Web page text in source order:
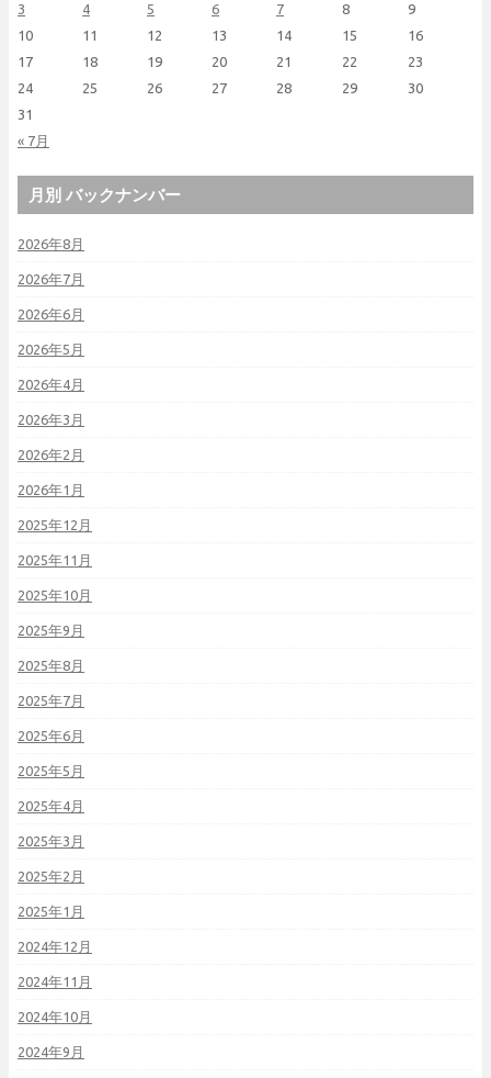
« 7月
3
4 5 6 7 8
9
10
11 12 13 14 15
16
17
18 19 20 21 22
23
24
25 26 27 28 29
30
31
月別 バックナンバー
2026年8月
2026年7月
2026年6月
2026年5月
2026年4月
2026年3月
2026年2月
2026年1月
2025年12月
2025年11月
2025年10月
2025年9月
2025年8月
2025年7月
2025年6月
2025年5月
2025年4月
2025年3月
2025年2月
2025年1月
2024年12月
2024年11月
2024年10月
2024年9月